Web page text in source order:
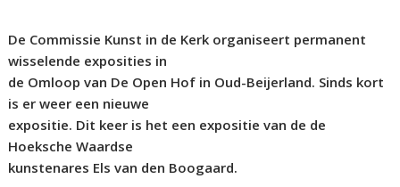
De Commissie Kunst in de Kerk organiseert permanent
wisselende exposities in
de Omloop van De Open Hof in Oud-Beijerland. Sinds kort
is er weer een nieuwe
expositie. Dit keer is het een expositie van de de
Hoeksche Waardse
kunstenares Els van den Boogaard.